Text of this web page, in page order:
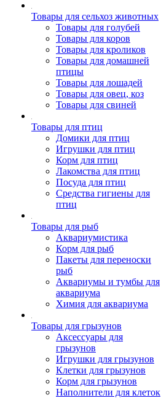
Товары для сельхоз животных
Товары для голубей
Товары для коров
Товары для кроликов
Товары для домашней
птицы
Товары для лошадей
Товары для овец, коз
Товары для свиней
Товары для птиц
Домики для птиц
Игрушки для птиц
Корм для птиц
Лакомства для птиц
Посуда для птиц
Средства гигиены для
птиц
Товары для рыб
Аквариумистика
Корм для рыб
Пакеты для переноски
рыб
Аквариумы и тумбы для
аквариума
Химия для аквариума
Товары для грызунов
Аксессуары для
грызунов
Игрушки для грызунов
Клетки для грызунов
Корм для грызунов
Наполнители для клеток